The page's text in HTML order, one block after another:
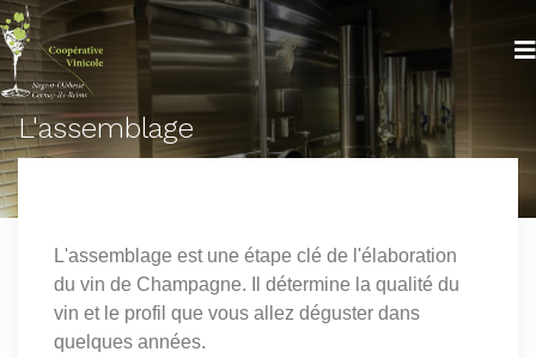
L'assemblage
L'assemblage est une étape clé de l'élaboration
du vin de Champagne. Il détermine la qualité du
vin et le profil que vous allez déguster dans
quelques années.